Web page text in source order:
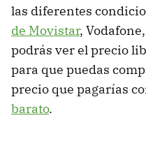
las diferentes
de Movistar,
podrás ver el precio
para que puedas
precio que pagarías
barato.